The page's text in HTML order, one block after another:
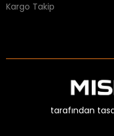
Kargo Takip
tarafından